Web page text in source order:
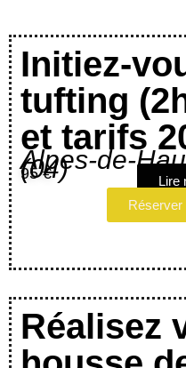
Initiez-
tufting
et tarifs
Alpes-de-
(04)
95 €
Lire
Réserver
Réalisez